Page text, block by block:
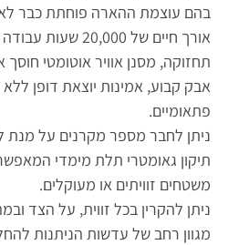
בהם עוצמת ההארה פוחתת כבר
אורך חיים של
תחזוקה, מסנן אוויר אוטומטי חוסך
אבק קבוע, אמינות יוצאת דופן
פתאומיים.
ניתן לחבר מספר מקרנים על מנת
תיקון גאומטרי תלת מימדי
משטחים זוויתים או מעוקלים.
ניתן להקרין בכל זווית, על הצד
מגוון רחב של עדשות הניתנות